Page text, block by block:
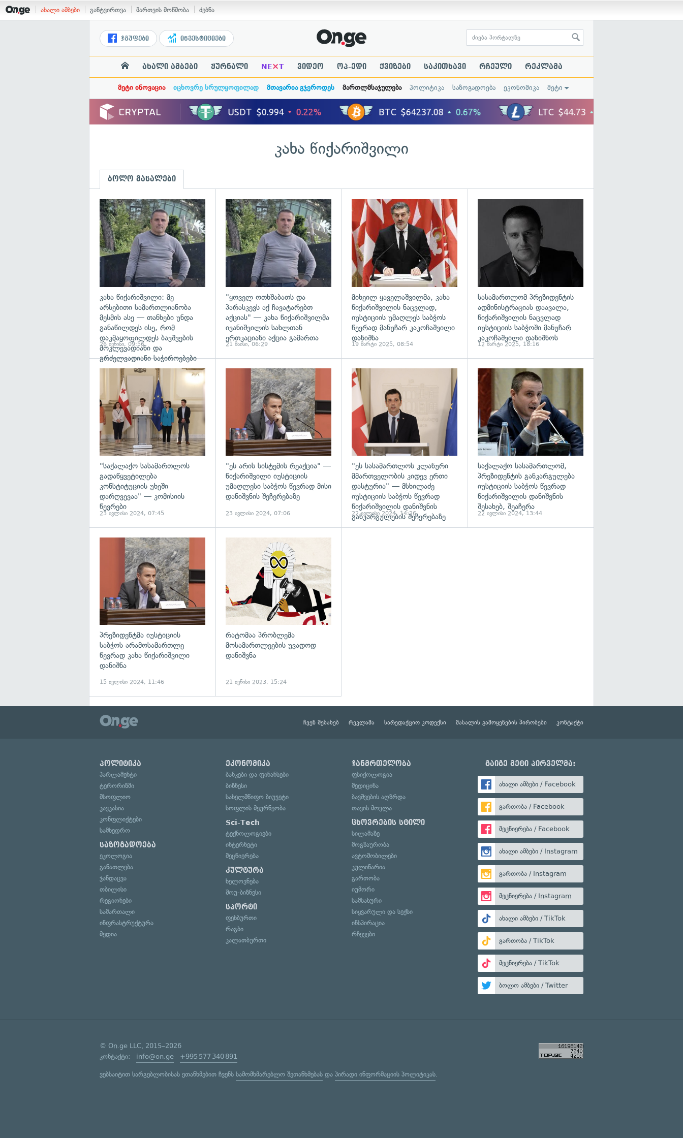
ახალი ამბები განტვირთვა მართვის მოწმობა ძებნა
ჯგუფები ინვესტიციები
ახალი ამბები ჟურნალი NE×T ვიდეო ოპ-ედი ქვიზები საკითხავი რჩეული რეკლამა
მეტი ინოვაცია იცხოვრე სრულყოფილად მთავარია გჯეროდეს მართლმსაჯულება პოლიტიკა საზოგადოება ეკონომიკა მეტი
კახა წიქარიშვილი
ბოლო მასალები
გადახედვა
კახა წიქარიშვილი: მე
არსებითი სამართლიანობა
მესმის ასე — თანხები უნდა
განაწილდეს ისე, რომ
დაკმაყოფილდეს ბავშვების
მოკლევადიანი და
გრძელვადიანი საჭიროებები
26 ივნისი, 09:56
გადახედვა
"ყოველ ოთხშაბათს და
პარასკევს აქ ჩავატარებთ
აქციას" — კახა წიქარიშვილმა
ივანიშვილის სახლთან
ერთკაციანი აქცია გამართა
21 მაისი, 06:29
მიხეილ ყაველაშვილმა, კახა
წიქარიშვილის ნაცვლად,
იუსტიციის უმაღლეს საბჭოს
წევრად მანუჩარ კაკოჩაშვილი
დანიშნა
19 მარტი 2025, 08:54
სასამართლომ პრეზიდენტის
ადმინისტრაციას დაავალა,
წიქარიშვილის ნაცვლად
იუსტიციის საბჭოში მანუჩარ
კაკოჩაშვილი დანიშნოს
12 მარტი 2025, 18:16
გადახედვა
"საქალაქო სასამართლოს
გადაწყვეტილება
კონსტიტუციის უხეში
დარღვევაა" — კომისიის
წევრები
23 ივლისი 2024, 07:45
გადახედვა
"ეს არის სისტემის რეაქცია" —
წიქარიშვილი იუსტიციის
უმაღლესი საბჭოს წევრად მისი
დანიშვნის შეჩერებაზე
23 ივლისი 2024, 07:06
გადახედვა
"ეს სასამართლოს კლანური
მმართველობის კიდევ ერთი
დასტურია" — მსხილაძე
იუსტიციის საბჭოს წევრად
წიქარიშვილის დანიშვნის
განკარგულების შეჩერებაზე
22 ივლისი 2024, 14:26
საქალაქო სასამართლომ,
პრეზიდენტის განკარგულება
იუსტიციის საბჭოს წევრად
წიქარიშვილის დანიშვნის
შესახებ, შეაჩერა
22 ივლისი 2024, 13:44
პრეზიდენტმა იუსტიციის
საბჭოს არამოსამართლე
წევრად კახა წიქარიშვილი
დანიშნა
15 ივლისი 2024, 11:46
რატომაა პრობლემა
მოსამართლეების უვადოდ
დანიშვნა
21 ივნისი 2023, 15:24
ჩვენ შესახებ რეკლამა სარედაქციო კოდექსი მასალის გამოყენების პირობები კონტაქტი
პოლიტიკა
პარლამენტი
ტერორიზმი
მსოფლიო
კავკასია
კონფლიქტები
სამხედრო
საზოგადოება
ეკოლოგია
განათლება
ჯანდაცვა
თბილისი
რეგიონები
სამართალი
ინფრასტრუქტურა
მედია
ეკონომიკა
ბანკები და ფინანსები
ბიზნესი
სახელმწიფო ბიუჯეტი
სოფლის მეურნეობა
Sci-Tech
ტექნოლოგიები
ინტერნეტი
მეცნიერება
კულტურა
ხელოვნება
შოუ-ბიზნესი
სპორტი
ფეხბურთი
რაგბი
კალათბურთი
ჯანმრთელობა
ფსიქოლოგია
მედიცინა
ბავშვების აღზრდა
თავის მოვლა
ცხოვრების სტილი
სილამაზე
მოგზაურობა
ავტომობილები
კულინარია
გართობა
იუმორი
სამსახური
სიყვარული და სექსი
ინსპირაცია
რჩევები
გაიგე მეტი პირველმა:
ახალი ამბები / Facebook
გართობა / Facebook
მეცნიერება / Facebook
ახალი ამბები / Instagram
გართობა / Instagram
მეცნიერება / Instagram
ახალი ამბები / TikTok
გართობა / TikTok
მეცნიერება / TikTok
ბოლო ამბები / Twitter
© On.ge LLC, 2015–2026
კონტაქტი: info@on.ge +995 577 340 891
ვებსაიტით სარგებლობისას ეთანხმებით ჩვენს სამომხმარებლო შეთანხმებას და პირადი ინფორმაციის პოლიტიკას.